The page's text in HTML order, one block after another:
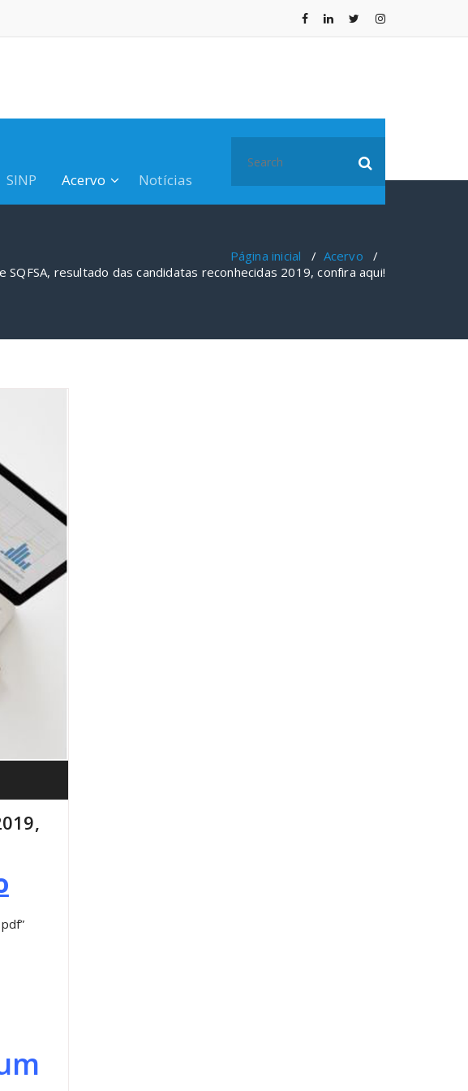
SINP Acervo Notícias
for:
Página inicial / Acervo /
SQFSA, resultado das candidatas reconhecidas 2019, confira aqui!